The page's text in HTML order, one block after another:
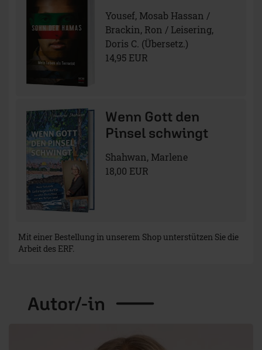
Yousef, Mosab Hassan /
Brackin, Ron / Leisering,
Doris C. (Übersetz.)
14,95 EUR
Wenn Gott den
Pinsel schwingt
Shahwan, Marlene
18,00 EUR
Mit einer Bestellung in unserem Shop unterstützen Sie die
Arbeit des ERF.
Autor/-in